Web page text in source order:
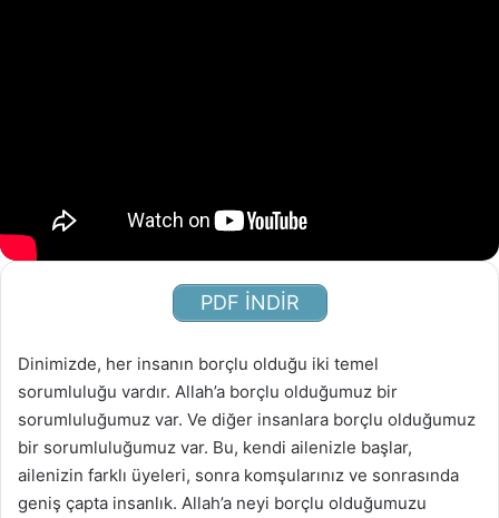
PDF İNDİR
Dinimizde, her insanın borçlu olduğu iki temel
sorumluluğu vardır. Allah’a borçlu olduğumuz bir
sorumluluğumuz var. Ve diğer insanlara borçlu olduğumuz
bir sorumluluğumuz var. Bu, kendi ailenizle başlar,
ailenizin farklı üyeleri, sonra komşularınız ve sonrasında
geniş çapta insanlık. Allah’a neyi borçlu olduğumuzu